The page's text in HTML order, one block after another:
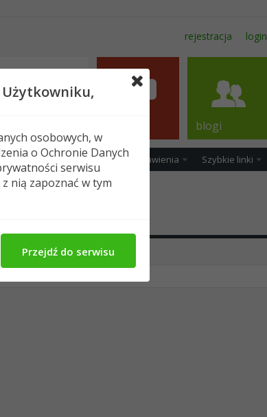
rejestracja login
Kalendarz Spełeczność Ustawienia Szybkie linki
blogi
Użytkowniku,
osobowych, w
o Ochronie Danych
serwisu
nią zapoznać w tym
Przejdź do serwisu